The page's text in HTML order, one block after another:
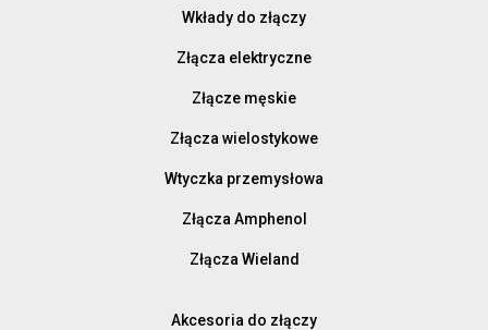
Wkłady do złączy
Złącza elektryczne
Złącze męskie
Złącza wielostykowe
Wtyczka przemysłowa
Złącza Amphenol
Złącza Wieland
Akcesoria do złączy